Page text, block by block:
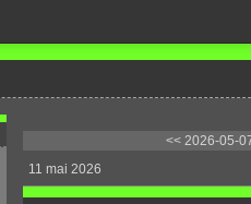
<< 2026-05-
11 mai 2026